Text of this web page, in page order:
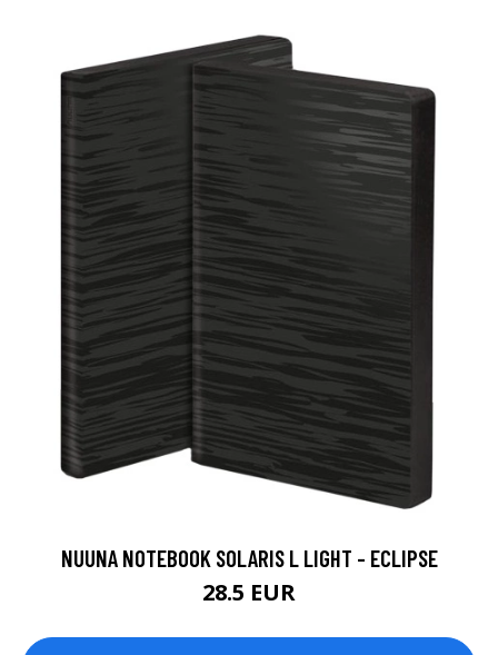
NUUNA NOTEBOOK SOLARIS L LIGHT - ECLIPSE
28.5 EUR